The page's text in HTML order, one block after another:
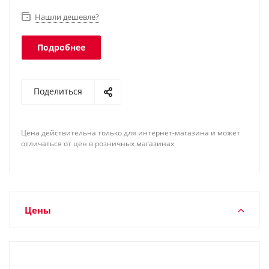
Нашли дешевле?
Подробнее
Поделиться
Цена действительна только для интернет-магазина и может
отличаться от цен в розничных магазинах
Цены